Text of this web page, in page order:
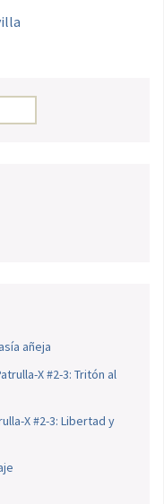
añeja
X #2-3: Tritón al
X #2-3: Libertad y